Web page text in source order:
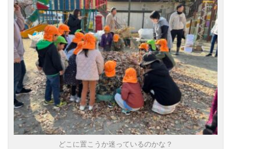
どこに置こうか迷っているのかな？